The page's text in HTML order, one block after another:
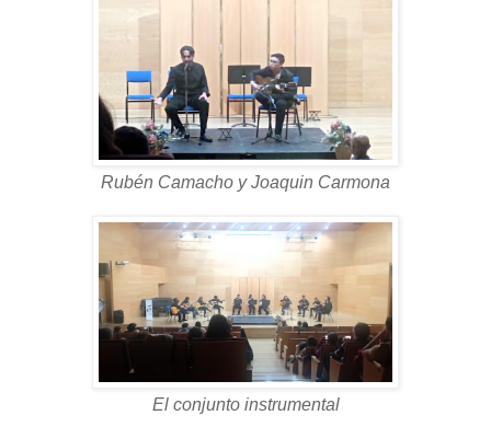
Rubén Camacho y Joaquin Carmona
El conjunto instrumental